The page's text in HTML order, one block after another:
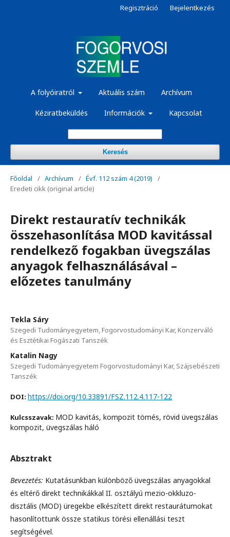
A folyóiratról Aktuális szám Archívum
Kéziratbeküldés Információk Kapcsolat
Keresés
Regisztráció Bejelentkezés
Főoldal / Archívum / Évf. 112 szám 4 (2019)
/
Eredeti cikk (original article)
Direkt restauratív technikák
összehasonlítása MOD kavitással
rendelkező fogakban üvegszálas
anyagok felhasználásával –
előzetes tanulmány
Tekla Sáry
Szegedi Tudományegyetem, Fogorvostudományi Kar, Konzerváló
és Esztétikai Fogászati Tanszék
Katalin Nagy
Szegedi Tudományegyetem Fogorvostudományi Kar, Szájsebészeti
Tanszék
DOI: https://doi.org/10.33891/FSZ.112.4.117-122
Kulcsszavak: MOD kavitás, kompozit tömés, rövid üvegszálas
kompozit, üvegszálas háló
Absztrakt
Bevezetés: Kutatásunkban különböző üvegszálas anyagokkal
és eltérő direkt technikákkal II. osztályú mezio-okkluzo-
disztális (MOD) üregekbe elkészített direkt restaurátumokat
hasonlítottunk össze statikus törési ellenállási teszt
segítségével.